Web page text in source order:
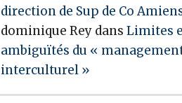
direction de Sup de Co
dominique Rey dansLimites
ambiguïtés du «
interculturel »